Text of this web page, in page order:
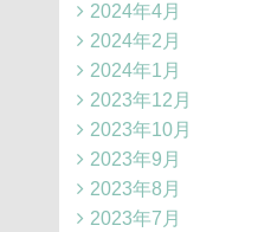
2024年4月
2024年2月
2024年1月
2023年12月
2023年10月
2023年9月
2023年8月
2023年7月